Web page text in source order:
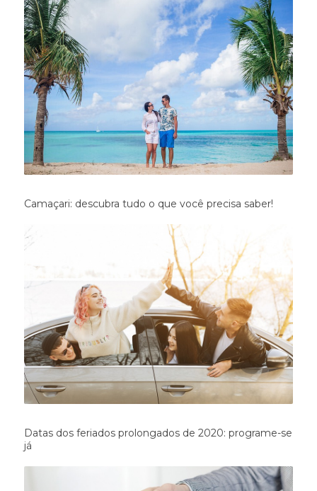
Camaçari: descubra tudo o que você precisa saber!
Datas dos feriados prolongados de 2020: programe-se
já